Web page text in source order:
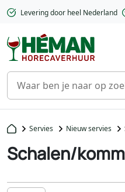
Levering door heel Nederland
Servies Nieuw servies
Schalen/